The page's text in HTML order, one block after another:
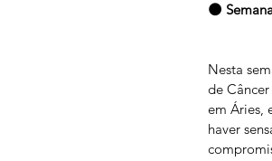
🌑
Nesta
de
em Áries,
haver